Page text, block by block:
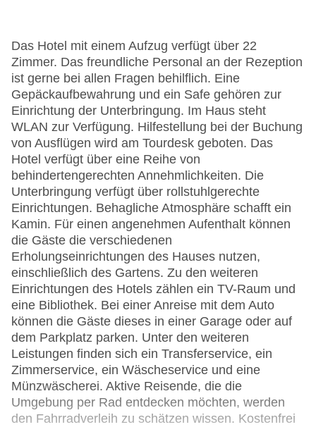
Das Hotel mit einem Aufzug verfügt über 22
Zimmer. Das freundliche Personal an der Rezeption
ist gerne bei allen Fragen behilflich. Eine
Gepäckaufbewahrung und ein Safe gehören zur
Einrichtung der Unterbringung. Im Haus steht
WLAN zur Verfügung. Hilfestellung bei der Buchung
von Ausflügen wird am Tourdesk geboten. Das
Hotel verfügt über eine Reihe von
behindertengerechten Annehmlichkeiten. Die
Unterbringung verfügt über rollstuhlgerechte
Einrichtungen. Behagliche Atmosphäre schafft ein
Kamin. Für einen angenehmen Aufenthalt können
die Gäste die verschiedenen
Erholungseinrichtungen des Hauses nutzen,
einschließlich des Gartens. Zu den weiteren
Einrichtungen des Hotels zählen ein TV-Raum und
eine Bibliothek. Bei einer Anreise mit dem Auto
können die Gäste dieses in einer Garage oder auf
dem Parkplatz parken. Unter den weiteren
Leistungen finden sich ein Transferservice, ein
Zimmerservice, ein Wäscheservice und eine
Münzwäscherei. Aktive Reisende, die die
Umgebung per Rad entdecken möchten, werden
den Fahrradverleih zu schätzen wissen. Kostenfrei